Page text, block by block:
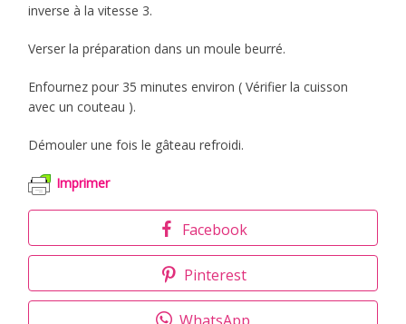
inverse à la vitesse 3.
Verser la préparation dans un moule beurré.
Enfournez pour 35 minutes environ ( Vérifier la cuisson
avec un couteau ).
Démouler une fois le gâteau refroidi.
Imprimer
Facebook
Pinterest